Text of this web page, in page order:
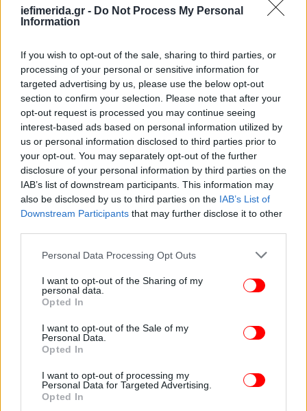
iefimerida.gr - Do Not Process My Personal
Information
If you wish to opt-out of the sale, sharing to third parties, or
processing of your personal or sensitive information for
targeted advertising by us, please use the below opt-out
section to confirm your selection. Please note that after your
opt-out request is processed you may continue seeing
interest-based ads based on personal information utilized by
us or personal information disclosed to third parties prior to
your opt-out. You may separately opt-out of the further
disclosure of your personal information by third parties on the
IAB’s list of downstream participants. This information may
also be disclosed by us to third parties on the IAB’s List of
Downstream Participants that may further disclose it to other
Please note that this website/app uses one or more Google
not limited to your visit or usage behaviour. You may click to
grant or deny consent to Google and its third-party tags to
use your data for below specified purposes in below Google
consent section.
Personal Data Processing Opt Outs
I want to opt-out of the Sharing of my
personal data.
Opted In
I want to opt-out of the Sale of my
Personal Data.
Opted In
I want to opt-out of processing my
Personal Data for Targeted Advertising.
Opted In
ΖΩΗ 25/11/2023 15:12
O Γιώργος Μητσικώστας τρολάρει: Η «Ζέτα
Μακρυπούλια» αναγκάζει την «Πρωτοψάλτη»
να πει τη λέξη «χοντρή» [βίντεο]